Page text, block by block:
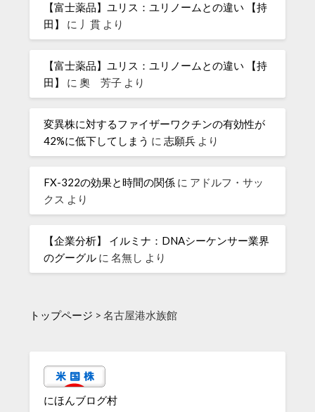
【富士薬品】ユリス：ユリノームとの違い 【持
田】
に 丿貫 より
【富士薬品】ユリス：ユリノームとの違い 【持
田】
に奧 芳子 より
変異株に対するファイザーワクチンの有効性が
42%に低下してしまう に志願兵 より
FX-322の効果と時間の関係 に アドルフ・サッ
クス より
【企業分析】 イルミナ：DNAシーケンサー業界
のグーグル に名無し より
トップページ > 名古屋港水族館
にほんブログ村